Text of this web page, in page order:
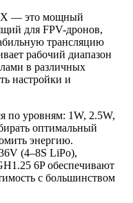
— это мощный
для FPV-дронов,
трансляцию
рабочий диапазон
в различных
настройки и
по уровням: 1W, 2.5W,
оптимальный
энергию.
(4–8S LiPo),
6P обеспечивают
с большинством